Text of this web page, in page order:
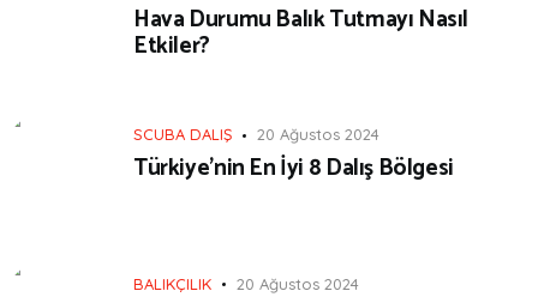
Hava Durumu Balık Tutmayı Nasıl
Etkiler?
SCUBA DALIŞ 20 Ağustos 2024
Türkiye’nin En İyi 8 Dalış Bölgesi
BALIKÇILIK 20 Ağustos 2024